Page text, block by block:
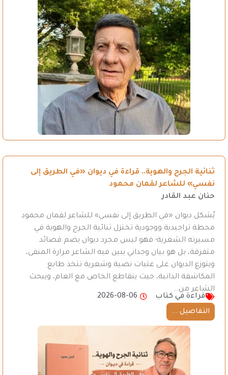
ثنائية الجرح والهوية.. قراءة في ديوان «في الطريق إلى
نفسي» للشاعر لقمان محمود
حنان عبد القادر
يُشكل ديوان «في الطريق إلى نفسي» للشاعر لقمان محمود
محطة تراجيدية ووجودية تختزل ثنائية الجرح والهوية في
مسيرته الشعرية؛ فهو ليس مجرد ديوان يضم قصائد
متفرقة، بل هو بيان وجداني يبين فيه الشاعر مرارة المنفى،
ويتوزع الديوان على عتبات نصية وشعرية تتخذ طابع
المكاشفة الذاتية، حيث يتقاطع الخاص مع العام، ويبحث
الشاعر من…
قراءة في كتاب
2026-08-06
التفاصيل ...